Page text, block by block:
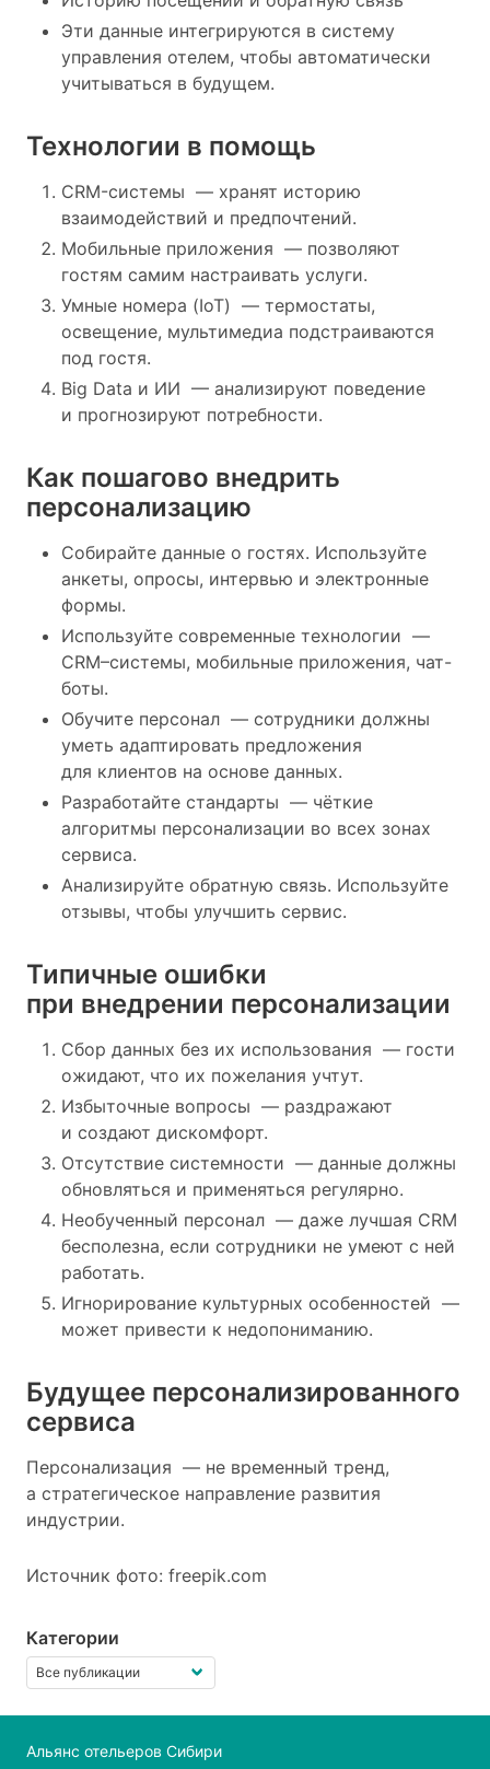
Категории
Эти данные интегрируются в систему
управления отелем, чтобы автоматически
учитываться в будущем.
Технологии в помощь
CRM-системы — хранят историю
взаимодействий и предпочтений.
Мобильные приложения — позволяют
гостям самим настраивать услуги.
Умные номера (IoT) — термостаты,
освещение, мультимедиа подстраиваются
под гостя.
Big Data и ИИ — анализируют поведение
и прогнозируют потребности.
Как пошагово внедрить
персонализацию
Собирайте данные о гостях. Используйте
анкеты, опросы, интервью и электронные
формы.
Используйте современные технологии —
CRM–системы, мобильные приложения, чат-
боты.
Обучите персонал — сотрудники должны
уметь адаптировать предложения
для клиентов на основе данных.
Разработайте стандарты — чёткие
алгоритмы персонализации во всех зонах
сервиса.
Анализируйте обратную связь. Используйте
отзывы, чтобы улучшить сервис.
Типичные ошибки
при внедрении персонализации
Сбор данных без их использования — гости
ожидают, что их пожелания учтут.
Избыточные вопросы — раздражают
и создают дискомфорт.
Отсутствие системности — данные должны
обновляться и применяться регулярно.
Необученный персонал — даже лучшая CRM
бесполезна, если сотрудники не умеют с ней
работать.
Игнорирование культурных особенностей —
может привести к недопониманию.
Будущее персонализированного
сервиса
Персонализация — не временный тренд,
а стратегическое направление развития
индустрии.
Источник фото: freepik.com
Альянс отельеров Сибири